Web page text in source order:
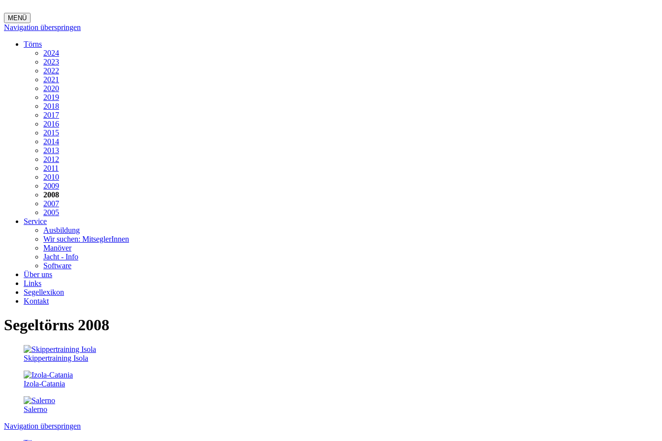
MENÜ
Navigation überspringen
Törns
2024
2023
2022
2021
2020
2019
2018
2017
2016
2015
2014
2013
2012
2011
2010
2009
2008
2007
2005
Service
Ausbildung
Wir suchen: MitseglerInnen
Manöver
Jacht - Info
Software
Über uns
Links
Segellexikon
Kontakt
Segeltörns 2008
Skippertraining Isola
Izola-Catania
Salerno
Navigation überspringen